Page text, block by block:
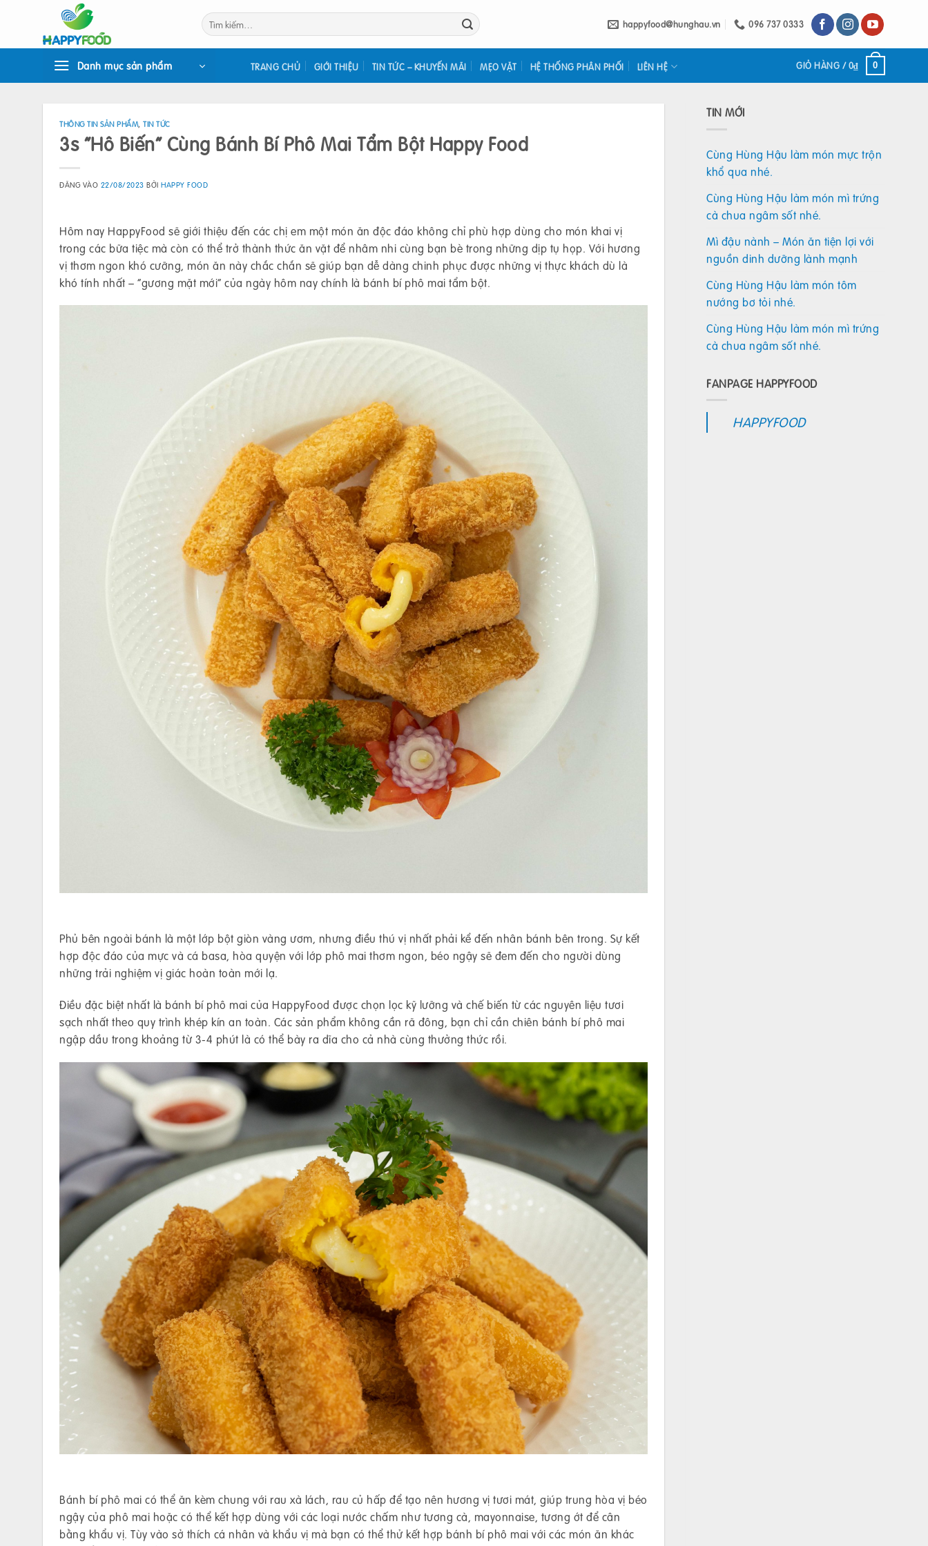
Tìm
kiếm:
happyfood@hunghau.vn 096 737 0333
Danh mục sản phẩm TRANG CHỦ GIỚI THIỆU TIN TỨC – KHUYẾN MÃI MẸO VẶT HỆ THỐNG PHÂN PHỐI LIÊN HỆ GIỎ HÀNG /0₫ 0
THÔNG TIN SẢN PHẨM, TIN TỨC
3s “Hô Biến” Cùng Bánh Bí Phô Mai Tẩm Bột Happy Food
ĐĂNG VÀO 22/08/2023 BỞIHAPPY FOOD
Hôm nay HappyFood sẽ giới thiệu đến các chị em một món ăn độc đáo không chỉ phù hợp dùng cho món khai vị
trong các bữa tiệc mà còn có thể trở thành thức ăn vặt để nhâm nhi cùng bạn bè trong những dịp tụ họp. Với hương
vị thơm ngon khó cưỡng, món ăn này chắc chắn sẽ giúp bạn dễ dàng chinh phục được những vị thực khách dù là
khó tính nhất – “gương mặt mới” của ngày hôm nay chính là bánh bí phô mai tẩm bột.
Phủ bên ngoài bánh là một lớp bột giòn vàng ươm, nhưng điều thú vị nhất phải kể đến nhân bánh bên trong. Sự kết
hợp độc đáo của mực và cá basa, hòa quyện với lớp phô mai thơm ngon, béo ngậy sẽ đem đến cho người dùng
những trải nghiệm vị giác hoàn toàn mới lạ.
Điều đặc biệt nhất là bánh bí phô mai của HappyFood được chọn lọc kỹ lưỡng và chế biến từ các nguyên liệu tươi
sạch nhất theo quy trình khép kín an toàn. Các sản phẩm không cần rã đông, bạn chỉ cần chiên bánh bí phô mai
ngập dầu trong khoảng từ 3-4 phút là có thể bày ra dĩa cho cả nhà cùng thưởng thức rồi.
Bánh bí phô mai có thể ăn kèm chung với rau xà lách, rau củ hấp để tạo nên hương vị tươi mát, giúp trung hòa vị béo
ngậy của phô mai hoặc có thể kết hợp dùng với các loại nước chấm như tương cà, mayonnaise, tương ớt để cân
bằng khẩu vị. Tùy vào sở thích cá nhân và khẩu vị mà bạn có thể thử kết hợp bánh bí phô mai với các món ăn khác
TIN MỚI
Cùng Hùng Hậu làm món mực trộn
khổ qua nhé.
Cùng Hùng Hậu làm món mì trứng
cà chua ngâm sốt nhé.
Mì đậu nành – Món ăn tiện lợi với
nguồn dinh dưỡng lành mạnh
Cùng Hùng Hậu làm món tôm
nướng bơ tỏi nhé.
Cùng Hùng Hậu làm món mì trứng
cà chua ngâm sốt nhé.
FANPAGE HAPPYFOOD
HAPPYFOOD